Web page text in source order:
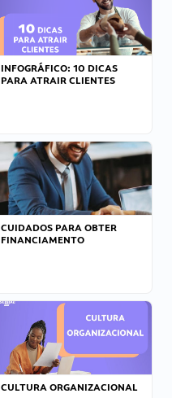
INFOGRÁFICO: 10 DICAS
PARA ATRAIR CLIENTES
CUIDADOS PARA OBTER
FINANCIAMENTO
CULTURA ORGANIZACIONAL